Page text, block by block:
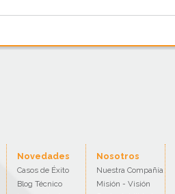
Novedades
Casos de Éxito
Blog Técnico
Nosotros
Nuestra Compañía
Misión - Visión